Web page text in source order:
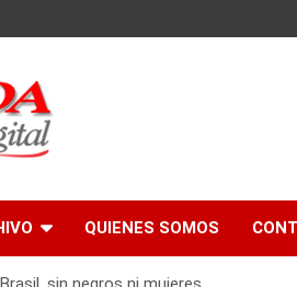
QUIENES SOMOS